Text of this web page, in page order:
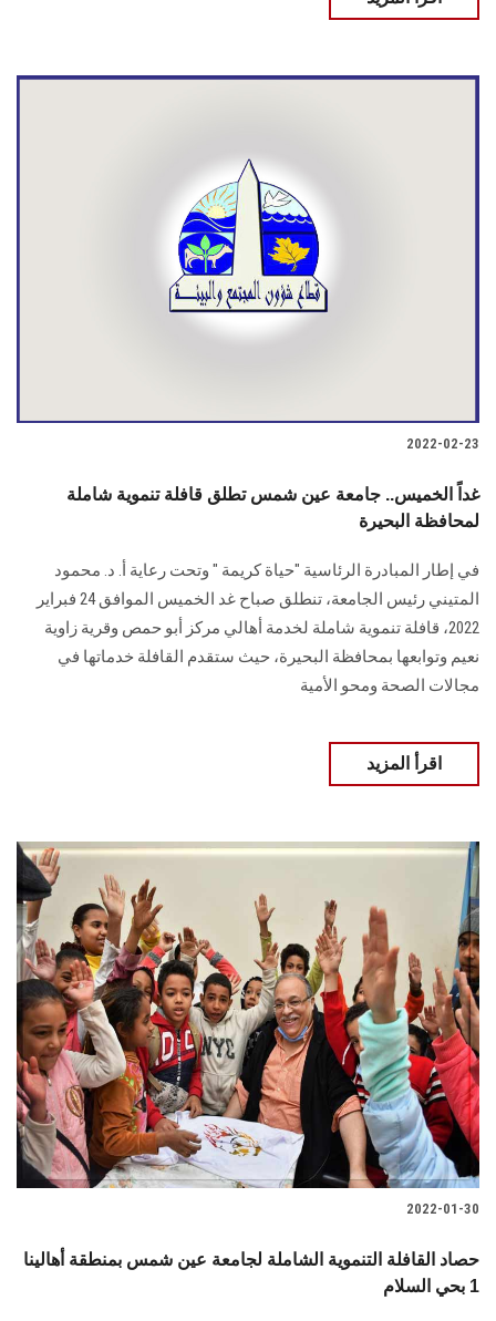
2022-02-23
غداً الخميس.. جامعة عين شمس تطلق قافلة تنموية شاملة
لمحافظة البحيرة
في إطار المبادرة الرئاسية "حياة كريمة " وتحت رعاية أ. د. محمود
المتيني رئيس الجامعة، تنطلق صباح غد الخميس الموافق 24 فبراير
2022، قافلة تنموية شاملة لخدمة أهالي مركز أبو حمص وقرية زاوية
نعيم وتوابعها بمحافظة البحيرة، حيث ستقدم القافلة خدماتها في
مجالات الصحة ومحو الأمية
اقرأ المزيد
2022-01-30
حصاد القافلة التنموية الشاملة لجامعة عين شمس بمنطقة أهالينا
1 بحي السلام